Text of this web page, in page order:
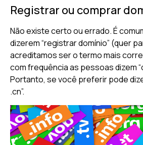
Registrar ou comprar
Não existe certo ou errado. É
dizerem “registrar domínio” (quer
acreditamos ser o termo mais
com frequência as pessoas dizem
Portanto, se você preferir pode
.cn”.